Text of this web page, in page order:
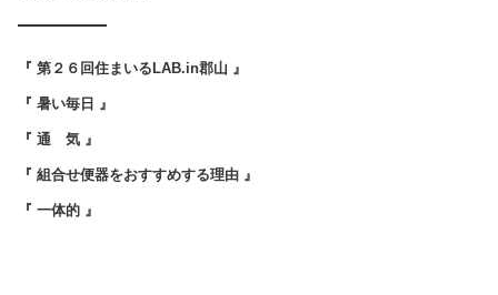
『 第２６回住まいるLAB.in郡山 』
『 暑い毎日 』
『 通 気 』
『 組合せ便器をおすすめする理由 』
『 一体的 』